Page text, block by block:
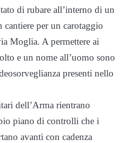
di rubare all’interno di un
cantiere per un carotaggio
Moglia. A permettere ai
e un nome all’uomo sono
presenti nello
dell’Arma rientrano
piano di controlli che i
avanti con cadenza